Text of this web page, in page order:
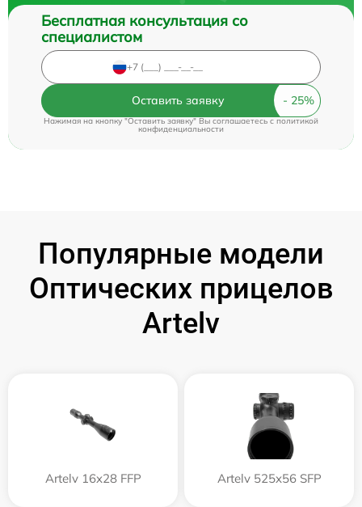
Бесплатная консультация со
специалистом
Оставить заявку
Нажимая на кнопку "Оставить заявку" Вы соглашаетесь cполитикой
конфиденциальности
Популярные модели
Оптических прицелов
Artelv
Artelv 16x28 FFP Artelv 525x56 SFP